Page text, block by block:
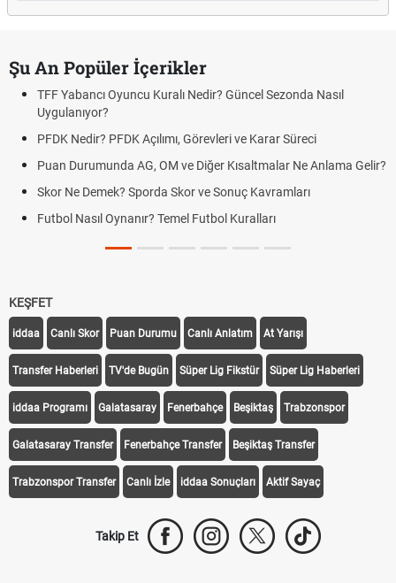
Şu An Popüler İçerikler
TFF Yabancı Oyuncu Kuralı Nedir? Güncel Sezonda Nasıl
Uygulanıyor?
PFDK Nedir? PFDK Açılımı, Görevleri ve Karar Süreci
Puan Durumunda AG, OM ve Diğer Kısaltmalar Ne Anlama Gelir?
Skor Ne Demek? Sporda Skor ve Sonuç Kavramları
Futbol Nasıl Oynanır? Temel Futbol Kuralları
KEŞFET
iddaa Canlı Skor Puan Durumu Canlı Anlatım At Yarışı
Transfer Haberleri TV'de Bugün Süper Lig Fikstür Süper Lig Haberleri
iddaa Programı Galatasaray Fenerbahçe Beşiktaş Trabzonspor
Galatasaray Transfer Fenerbahçe Transfer Beşiktaş Transfer
Trabzonspor Transfer Canlı İzle iddaa Sonuçları Aktif Sayaç
Takip Et